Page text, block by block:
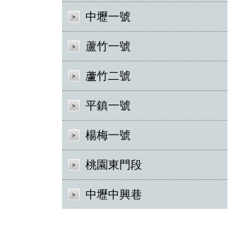
中壢一號
蘆竹一號
蘆竹二號
平鎮一號
楊梅一號
桃園東門段
中壢中興巷